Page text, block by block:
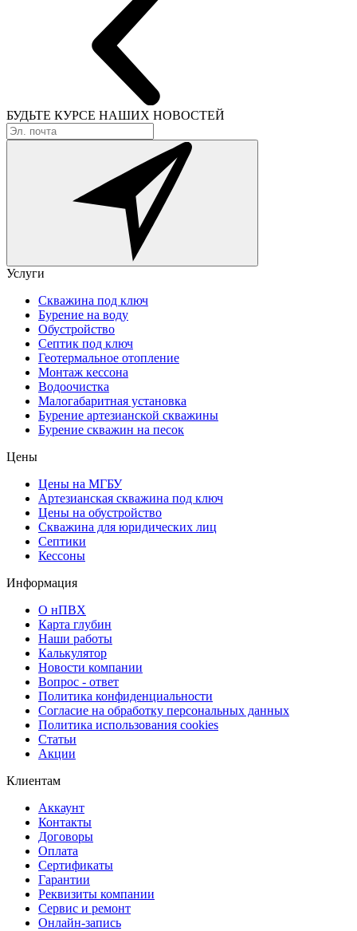
БУДЬТЕ КУРСЕ НАШИХ НОВОСТЕЙ
Услуги
Скважина под ключ
Бурение на воду
Обустройство
Септик под ключ
Геотермальное отопление
Монтаж кессона
Водоочистка
Малогабаритная установка
Бурение артезианской скважины
Бурение скважин на песок
Цены
Цены на МГБУ
Артезианская скважина под ключ
Цены на обустройство
Скважина для юридических лиц
Септики
Кессоны
Информация
О нПВХ
Карта глубин
Наши работы
Калькулятор
Новости компании
Вопрос - ответ
Политика конфиденциальности
Согласие на обработку персональных данных
Политика использования cookies
Статьи
Акции
Клиентам
Аккаунт
Контакты
Договоры
Оплата
Сертификаты
Гарантии
Реквизиты компании
Сервис и ремонт
Онлайн-запись